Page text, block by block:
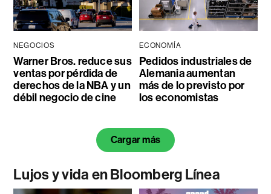
NEGOCIOS
Warner Bros. reduce sus
ventas por pérdida de
derechos de la NBA y un
débil negocio de cine
ECONOMÍA
Pedidos industriales de
Alemania aumentan
más de lo previsto por
los economistas
Cargar más
Lujos y vida en Bloomberg Línea